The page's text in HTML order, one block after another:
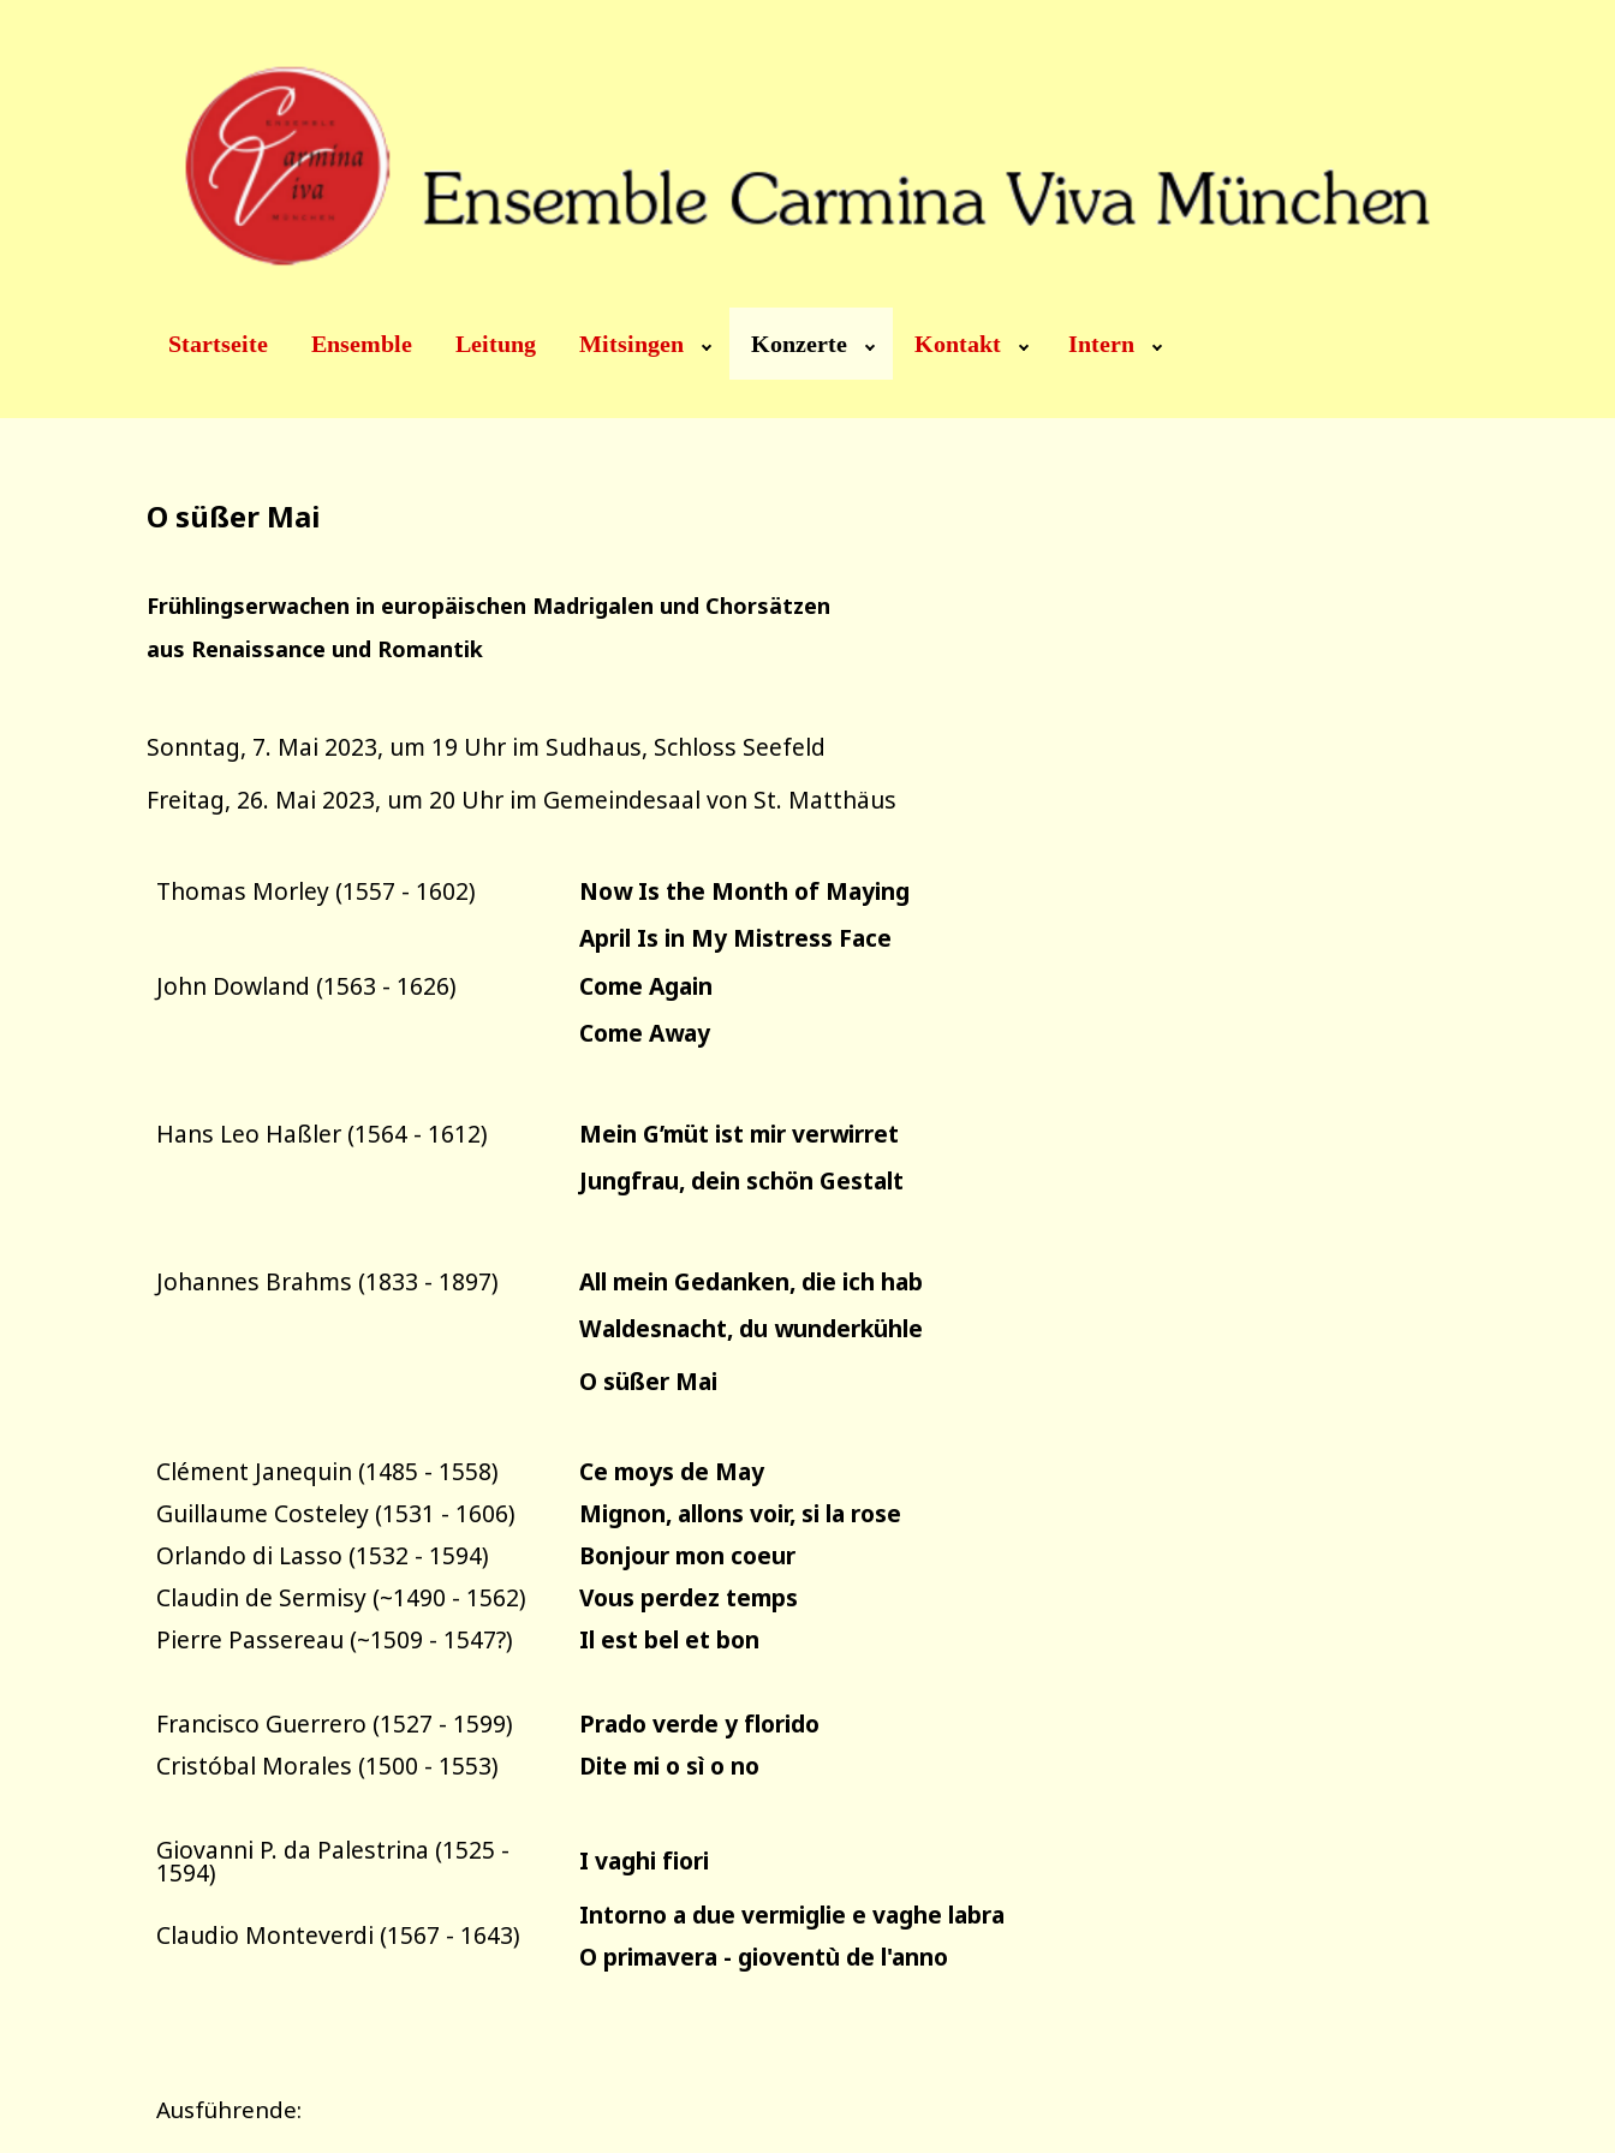
Startseite Ensemble Leitung Mitsingen Konzerte Kontakt Intern
O süßer Mai
Frühlingserwachen in europäischen Madrigalen und Chorsätzen
aus Renaissance und Romantik
Sonntag, 7. Mai 2023, um 19 Uhr im Sudhaus, Schloss Seefeld
Freitag, 26. Mai 2023, um 20 Uhr im Gemeindesaal von St. Matthäus
Thomas Morley (1557 - 1602)
Now Is the Month of Maying
April Is in My Mistress Face
John Dowland (1563 - 1626)
Come Again
Come Away
Hans Leo Haßler (1564 - 1612)
Mein G’müt ist mir verwirret
Jungfrau, dein schön Gestalt
Johannes Brahms (1833 - 1897)
All mein Gedanken, die ich hab
Waldesnacht, du wunderkühle
O süßer Mai
Clément Janequin (1485 - 1558)
Ce moys de May
Guillaume Costeley (1531 - 1606)
Mignon, allons voir, si la rose
Orlando di Lasso (1532 - 1594)
Bonjour mon coeur
Claudin de Sermisy (~1490 - 1562)
Vous perdez temps
Pierre Passereau (~1509 - 1547?)
Il est bel et bon
Francisco Guerrero (1527 - 1599)
Prado verde y florido
Cristóbal Morales (1500 - 1553)
Dite mi o sì o no
Giovanni P. da Palestrina (1525 -
1594) I vaghi fiori
Claudio Monteverdi (1567 - 1643)
Intorno a due vermiglie e vaghe labra
O primavera - gioventù de l'anno
Ausführende: